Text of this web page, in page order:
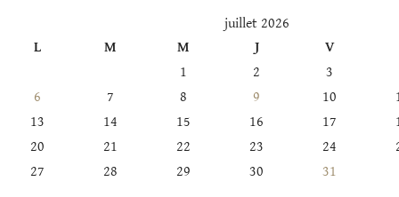
juillet 2026
L
M M J
V
1
2
3
6
7 8 9 10
13
14 15 16 17
20
21 22 23 24
27
28 29 30 31